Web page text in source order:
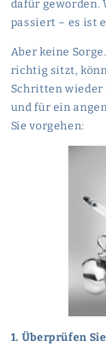
dafür geworden.
passiert – es ist
Aber keine
richtig sitzt,
Schritten wieder
und für ein
Sie vorgehen:
1. Überprüfen